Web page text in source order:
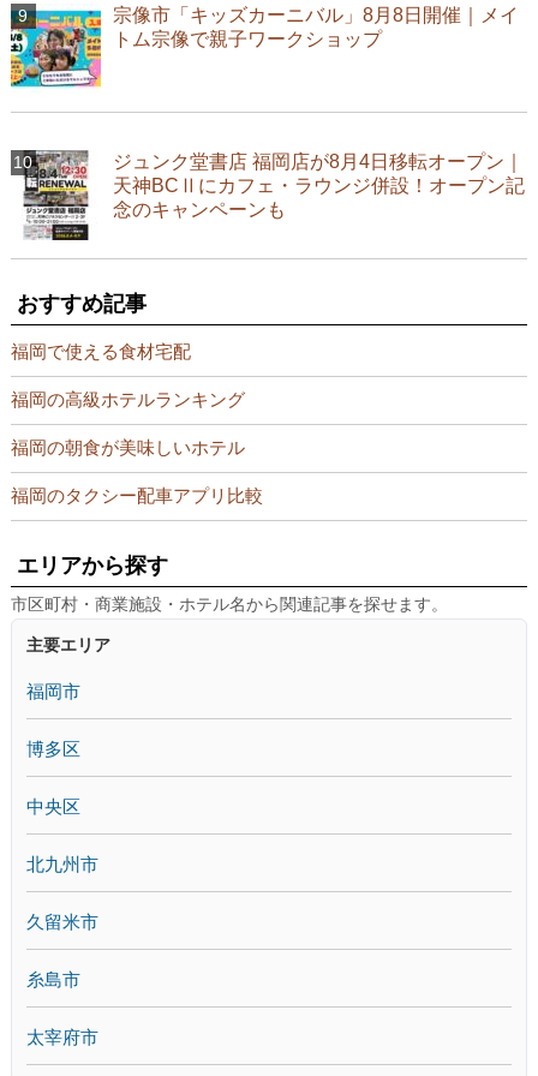
宗像市「キッズカーニバル」8月8日開催｜メイ
トム宗像で親子ワークショップ
ジュンク堂書店 福岡店が8月4日移転オープン｜
天神BCⅡにカフェ・ラウンジ併設！オープン記
念のキャンペーンも
おすすめ記事
福岡で使える食材宅配
福岡の高級ホテルランキング
福岡の朝食が美味しいホテル
福岡のタクシー配車アプリ比較
エリアから探す
市区町村・商業施設・ホテル名から関連記事を探せます。
主要エリア
福岡市
博多区
中央区
北九州市
久留米市
糸島市
太宰府市